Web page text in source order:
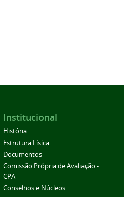
Institucional
História
Estrutura Física
Documentos
Comissão Própria de Avaliação -
CPA
Conselhos e Núcleos